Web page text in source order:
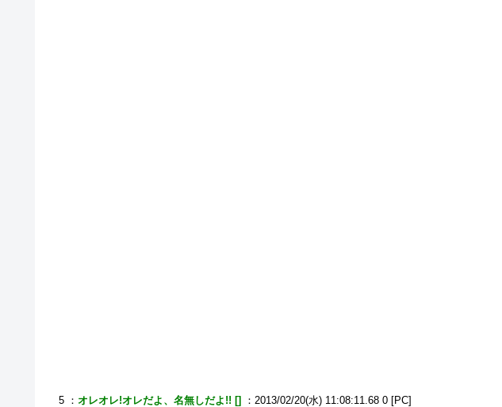
5 ： オレオレ!オレだよ、名無しだよ!! [] ：2013/02/20(水) 11:08:11.68 0 [PC]